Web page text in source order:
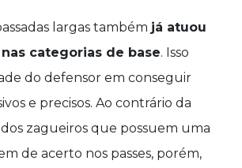
largas também já atuou
categorias de base. Isso
do defensor em conseguir
e precisos. Ao contrário da
zagueiros que possuem uma
de acerto nos passes, porém,